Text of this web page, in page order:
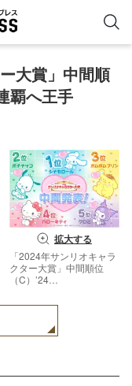
大賞」中間順
覇へ王手
拡大する
「2024年サンリオキャラ
クター大賞」中間順位
（C）’24
SANRIO／
SANRIO／
SHOCHIKU
JAPANCD PC